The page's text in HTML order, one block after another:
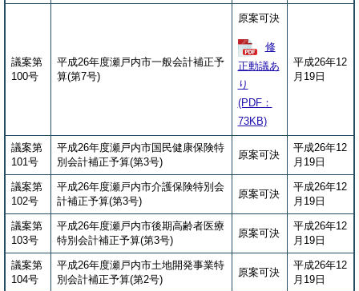
議案第
100号
平成26年度瀬戸内市一般会計補正予
算(第7号)
原案可決
修
正動議あ
り
(PDF：
73KB)
平成26年12
月19日
議案第
101号
平成26年度瀬戸内市国民健康保険特
別会計補正予算(第3号)
原案可決
平成26年12
月19日
議案第
102号
平成26年度瀬戸内市介護保険特別会
計補正予算(第3号)
原案可決
平成26年12
月19日
議案第
103号
平成26年度瀬戸内市後期高齢者医療
特別会計補正予算(第3号)
原案可決
平成26年12
月19日
議案第
104号
平成26年度瀬戸内市土地開発事業特
別会計補正予算(第2号)
原案可決
平成26年12
月19日